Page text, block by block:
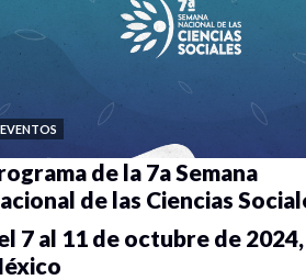
EVENTOS
de la 7a Semana
de las Ciencias
7 al 11 de octubre de 2024,